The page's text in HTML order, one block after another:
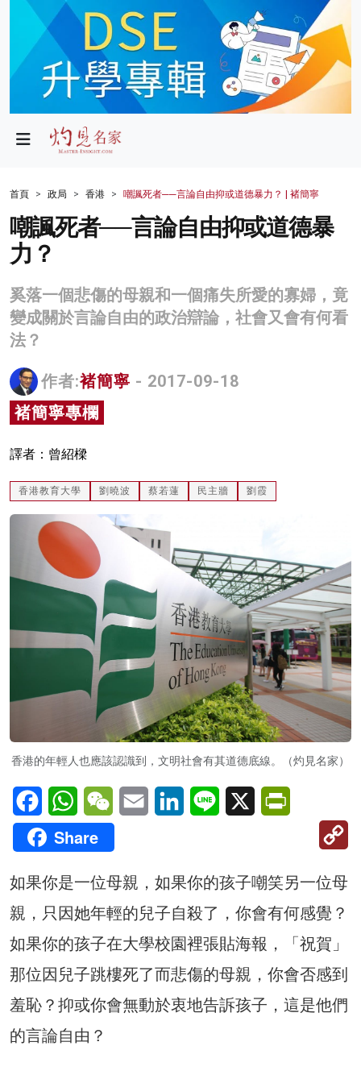
政局
財經
生活
健康
商業
科技
影片
名家榜
灼見活動
關於我們
首頁 政局 香港 嘲諷死者──言論自由抑或道德暴力？ | 褚簡寧
嘲諷死者──言論自由抑或道德暴
力？
奚落一個悲傷的母親和一個痛失所愛的寡婦，竟
變成關於言論自由的政治辯論，社會又會有何看
法？
作者:褚簡寧 - 2017-09-18
褚簡寧專欄
譯者：曾紹樑
香港教育大學 劉曉波 蔡若蓮 民主牆 劉霞
香港的年輕人也應該認識到，文明社會有其道德底線。（灼見名家）
FacebookWhatsAppWeChatEmail LinkedInLine X
Share
如果你是一位母親，如果你的孩子嘲笑另一位母
親，只因她年輕的兒子自殺了，你會有何感覺？
如果你的孩子在大學校園裡張貼海報，「祝賀」
那位因兒子跳樓死了而悲傷的母親，你會否感到
羞恥？抑或你會無動於衷地告訴孩子，這是他們
的言論自由？